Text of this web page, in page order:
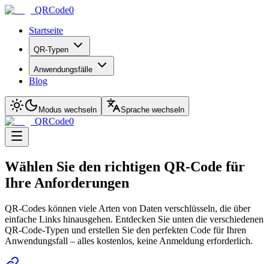
QRCode0
Startseite
QR-Typen
Anwendungsfälle
Blog
Modus wechseln Sprache wechseln
QRCode0
Wählen Sie den richtigen QR-Code für
Ihre Anforderungen
QR-Codes können viele Arten von Daten verschlüsseln, die über
einfache Links hinausgehen. Entdecken Sie unten die verschiedenen
QR-Code-Typen und erstellen Sie den perfekten Code für Ihren
Anwendungsfall – alles kostenlos, keine Anmeldung erforderlich.